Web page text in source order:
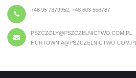
+48 95 7379952, +48 603 556787
PSZCZOLY@PSZCZELNICTWO.COM.PL
HURTOWNIA@PSZCZELNICTWO.COM.PL